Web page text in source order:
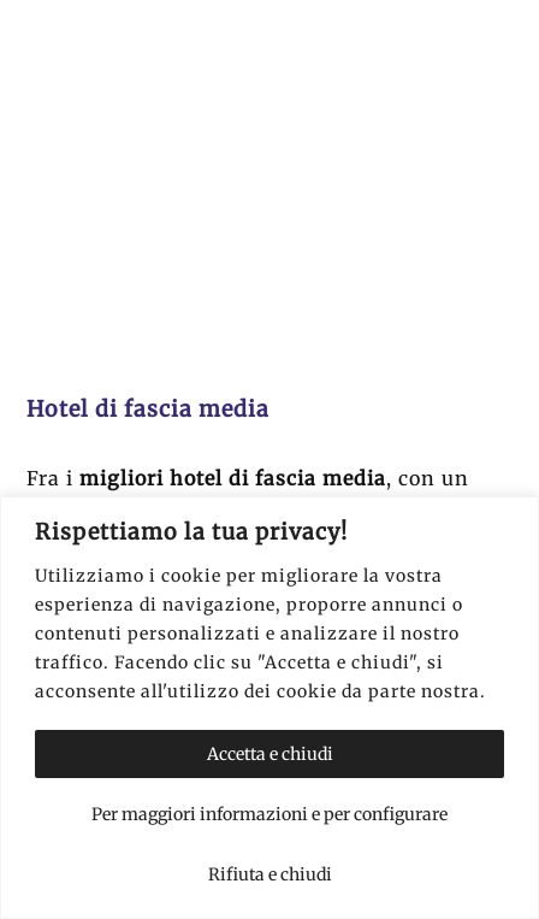
Rispettiamo la tua privacy!
Utilizziamo i cookie per migliorare la vostra
esperienza di navigazione, proporre annunci o
contenuti personalizzati e analizzare il nostro
traffico. Facendo clic su "Accetta e chiudi", si
acconsente all'utilizzo dei cookie da parte nostra.
Per maggiori informazioni e per configurare
Rifiuta e chiudi
Accetta e chiudi
Hotel di fascia media
Fra imigliori hotel di fascia media, con un
buon rapporto qualità prezzo e
posizione
, vi suggerisco di tenere presenti
questi alloggi: